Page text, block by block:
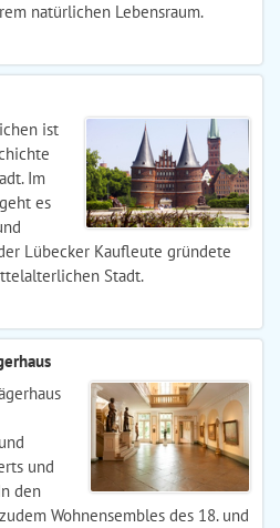
natürlichen Lebensraum.
ist
Im
es
Lübecker Kaufleute gründete
Stadt.
und
den
Wohnensembles des 18. und